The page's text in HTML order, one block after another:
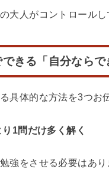
大人がコントロール
きる「自分なら
具体的な方法を3つお
1問だけ多く解く
強をさせる必要はあり